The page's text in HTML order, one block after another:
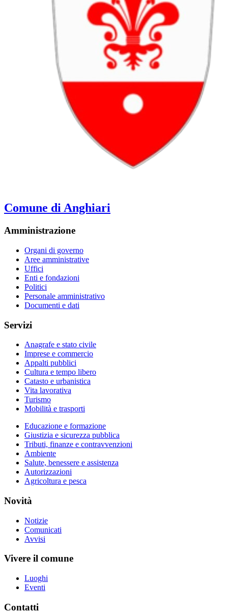
Comune di Anghiari
Amministrazione
Organi di governo
Aree amministrative
Uffici
Enti e fondazioni
Politici
Personale amministrativo
Documenti e dati
Servizi
Anagrafe e stato civile
Imprese e commercio
Appalti pubblici
Cultura e tempo libero
Catasto e urbanistica
Vita lavorativa
Turismo
Mobilità e trasporti
Educazione e formazione
Giustizia e sicurezza pubblica
Tributi, finanze e contravvenzioni
Ambiente
Salute, benessere e assistenza
Autorizzazioni
Agricoltura e pesca
Novità
Notizie
Comunicati
Avvisi
Vivere il comune
Luoghi
Eventi
Contatti